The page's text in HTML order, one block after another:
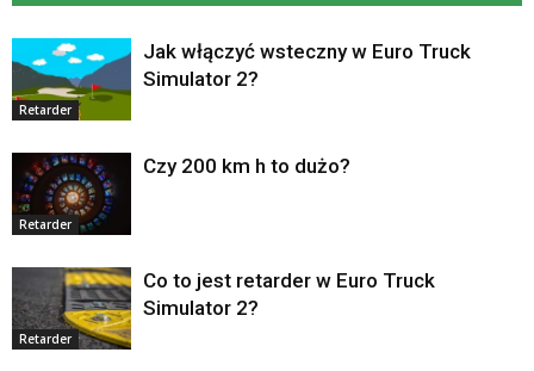
Retarder
Jak włączyć wsteczny w Euro Truck
Simulator 2?
Retarder
Czy 200 km h to dużo?
Retarder
Co to jest retarder w Euro Truck
Simulator 2?